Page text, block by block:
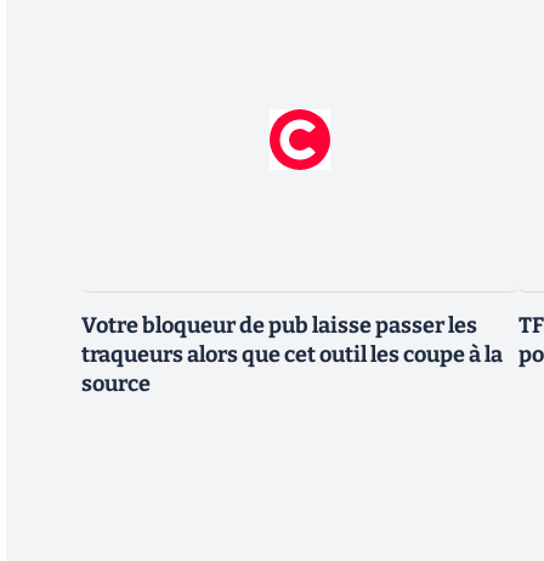
Votre bloqueur de pub laisse passer les
traqueurs alors que cet outil les coupe à la
source